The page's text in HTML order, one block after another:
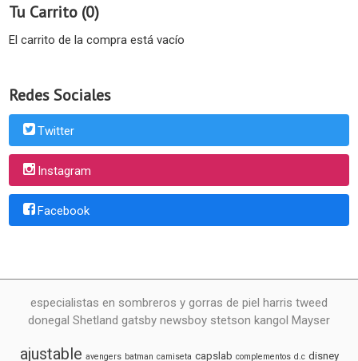
Tu Carrito (0)
El carrito de la compra está vacío
Redes Sociales
Twitter
Instagram
Facebook
especialistas en sombreros y gorras de piel harris tweed
donegal Shetland gatsby newsboy stetson kangol Mayser
ajustable avengers batman camiseta capslab complementos d.c disney